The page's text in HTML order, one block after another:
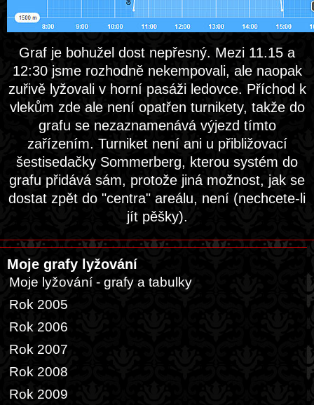
Graf je bohužel dost nepřesný. Mezi 11.15 a
12:30 jsme rozhodně nekempovali, ale naopak
zuřivě lyžovali v horní pasáži ledovce. Příchod k
vlekům zde ale není opatřen turnikety, takže do
grafu se nezaznamenává výjezd tímto
zařízením. Turniket není ani u přibližovací
šestisedačky Sommerberg, kterou systém do
grafu přidává sám, protože jiná možnost, jak se
dostat zpět do "centra" areálu, není (nechcete-li
jít pěšky).
Moje grafy lyžování
Moje lyžování - grafy a tabulky
Rok 2005
Rok 2006
Rok 2007
Rok 2008
Rok 2009